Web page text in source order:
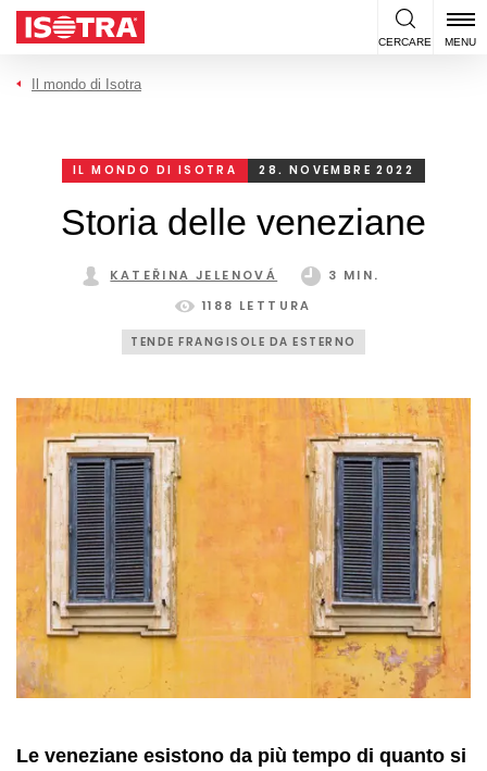
Vai al contenuto
CERCARE MENU
Il mondo di Isotra
IL MONDO DI ISOTRA 28. NOVEMBRE 2022
Storia delle veneziane
KATEŘINA JELENOVÁ
3 MIN.
1188 LETTURA
TENDE FRANGISOLE DA ESTERNO
Le veneziane esistono da più tempo di quanto si